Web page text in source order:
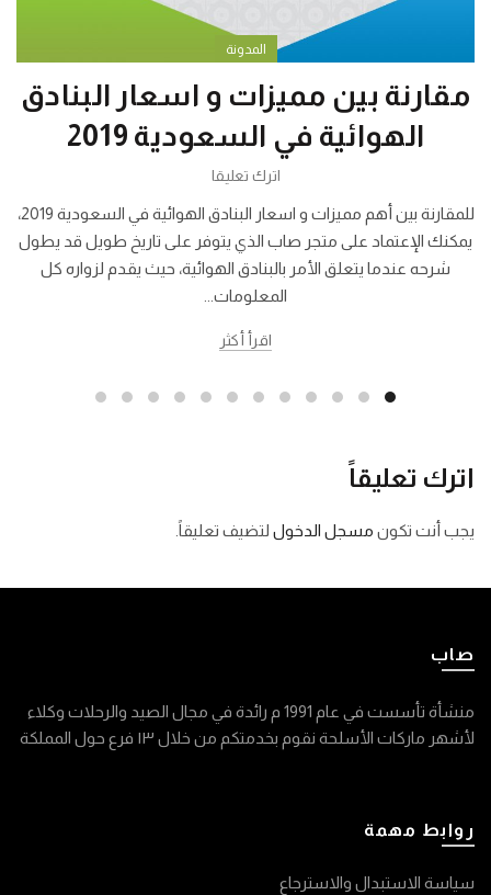
المدونة
مقارنة بين مميزات و اسعار البنادق
الهوائية في السعودية 2019
اترك تعليقا
للمقارنة بين أهم مميزات و اسعار البنادق الهوائية في السعودية 2019،
يمكنك الإعتماد على متجر صاب الذي يتوفر على تاريخ طويل قد يطول
شرحه عندما يتعلق الأمر بالبنادق الهوائية، حيث يقدم لزواره كل
المعلومات...
اقرأ أكثر
اترك تعليقاً
يجب أنت تكون مسجل الدخول لتضيف تعليقاً.
صاب
منشأة تأسست في عام 1991 م رائدة في مجال الصيد والرحلات وكلاء
لأشهر ماركات الأسلحة نقوم بخدمتكم من خلال ١٣ فرع حول المملكة
روابط مهمة
سياسة الاستبدال والاسترجاع